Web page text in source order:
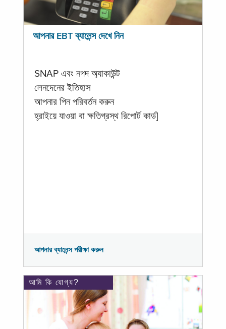
আপনার EBT ব্যালেন্স দেখে নিন
SNAP এবং নগদ অ্যাকাউন্ট
লেনদেনের ইতিহাস
আপনার পিন পরিবর্তন করুন
হ্রাইয়ে যাওয়া বা ক্ষতিগ্রস্থ রিপোর্ট কার্ড]
আপনার ব্যালেন্স পরীক্ষা করুন
আমি কি যোগ্য?